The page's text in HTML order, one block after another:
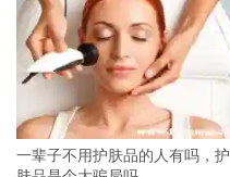
一辈子不用护肤品的人有吗，护